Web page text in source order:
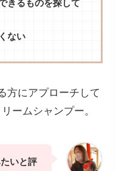
きるものを探して
ない
方にアプローチして
ームシャンプー。
いと評